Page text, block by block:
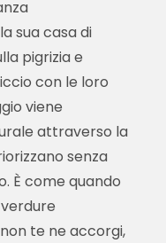
sua casa di
pigrizia e
con le loro
viene
attraverso la
senza
È come quando
te ne accorgi,